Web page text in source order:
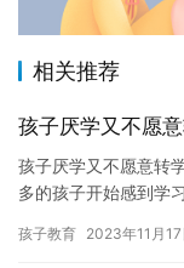
相关推荐
孩子厌学又不愿
孩子厌学又不愿意转
多的孩子开始感到学
又不…
孩子教育 2023年11月17